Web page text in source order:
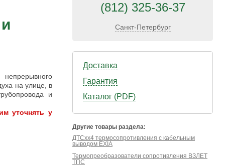
на улице, в
и
уточнять у
(812) 325-36-37
Санкт-Петербург
Доставка
Гарантия
Каталог (PDF)
Другие товары раздела:
ДТСхх4 термосопротивления с кабельным
выводом EXIA
Термопреобразователи сопротивления ВЗЛЕТ
ТПС